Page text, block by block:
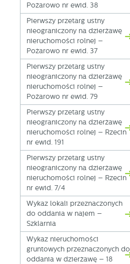
Pożarowo nr ewid. 38
Pierwszy przetarg ustny
nieograniczony na dzierżawę
nieruchomości rolnej –
Pożarowo nr ewid. 37
Pierwszy przetarg ustny
nieograniczony na dzierżawę
nieruchomości rolnej –
Pożarowo nr ewid. 79
Pierwszy przetarg ustny
nieograniczony na dzierżawę
nieruchomości rolnej – Rzecin
nr ewid. 191
Pierwszy przetarg ustny
nieograniczony na dzierżawę
nieruchomości rolnej – Rzecin
nr ewid. 7/4
Wykaz lokali przeznaczonych
do oddania w najem –
Szklarnia
Wykaz nieruchomości
gruntowych przeznaczonych do
oddania w dzierżawę – 18